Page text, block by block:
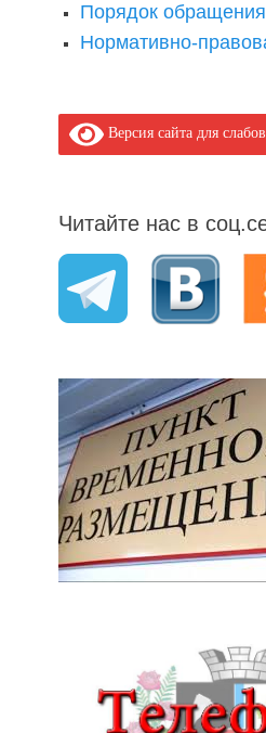
Порядок обращения
Нормативно-
Версия сайта для
Читайте нас в